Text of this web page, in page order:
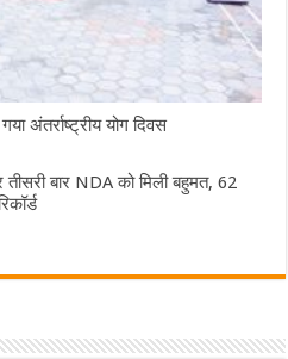
अंतर्राष्ट्रीय योग दिवस
बार NDA को मिली बहुमत, 62